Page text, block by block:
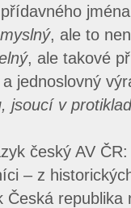
, ale to
, ale takové
jednoslovný
jsoucí v
český AV
– z
Česká republika